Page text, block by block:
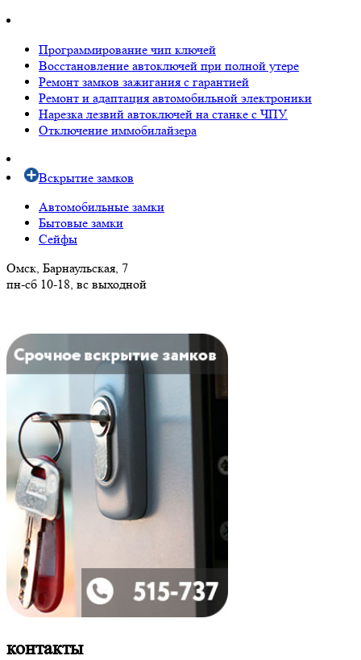
Программирование чип ключей
Восстановление автоключей при полной утере
Ремонт замков зажигания с гарантией
Ремонт и адаптация автомобильной электроники
Нарезка лезвий автоключей на станке с ЧПУ.
Отключение иммобилайзера
Вскрытие замков
Автомобильные замки
Бытовые замки
Сейфы
Омск, Барнаульская, 7
пн-сб 10-18, вс выходной
контакты